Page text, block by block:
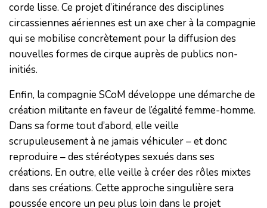
corde lisse. Ce projet d’itinérance des disciplines
circassiennes aériennes est un axe cher à la compagnie
qui se mobilise concrètement pour la diffusion des
nouvelles formes de cirque auprès de publics non-
initiés.
Enfin, la compagnie SCoM développe une démarche de
création militante en faveur de l’égalité femme-homme.
Dans sa forme tout d’abord, elle veille
scrupuleusement à ne jamais véhiculer – et donc
reproduire – des stéréotypes sexués dans ses
créations. En outre, elle veille à créer des rôles mixtes
dans ses créations. Cette approche singulière sera
poussée encore un peu plus loin dans le projet